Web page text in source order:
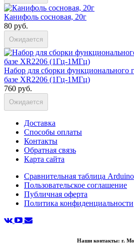
Канифоль сосновая, 20г
80 руб.
Ожидается
Набор для сборки функционального
базе XR2206 (1Гц-1МГц)
760 руб.
Ожидается
Доставка
Способы оплаты
Контакты
Обратная связь
Карта сайта
Сравнительная таблица Arduino
Пользовательское соглашение
Публичная оферта
Политика конфиденциальности
Наши контакты: г.